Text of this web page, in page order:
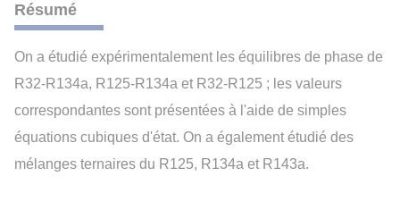
Résumé
On a étudié expérimentalement les équilibres de phase de
R32-R134a, R125-R134a et R32-R125 ; les valeurs
correspondantes sont présentées à l'aide de simples
équations cubiques d'état. On a également étudié des
mélanges ternaires du R125, R134a et R143a.